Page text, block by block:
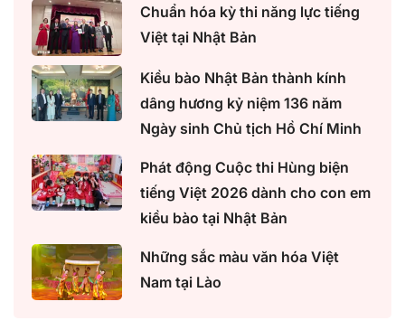
Chuẩn hóa kỳ thi năng lực tiếng
Việt tại Nhật Bản
Kiều bào Nhật Bản thành kính
dâng hương kỷ niệm 136 năm
Ngày sinh Chủ tịch Hồ Chí Minh
Phát động Cuộc thi Hùng biện
tiếng Việt 2026 dành cho con em
kiều bào tại Nhật Bản
Những sắc màu văn hóa Việt
Nam tại Lào